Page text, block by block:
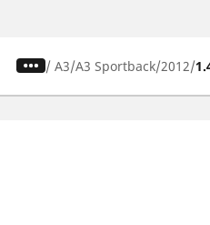
/ A3 A3 Sportback 2012